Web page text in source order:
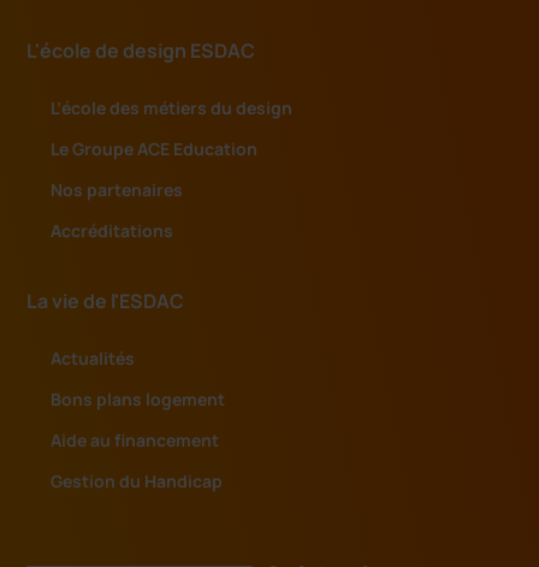
L'école de design ESDAC
L’école des métiers du design
Le Groupe ACE Education
Nos partenaires
Accréditations
La vie de l'ESDAC
Actualités
Bons plans logement
Aide au financement
Gestion du Handicap